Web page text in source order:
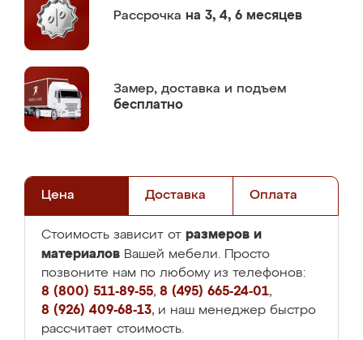
Рассрочка на 3, 4, 6 месяцев
Замер, доставка и подъем
бесплатно
Цена Доставка Оплата
Стоимость зависит от размеров и
материалов Вашей мебели. Просто
позвоните нам по любому из телефонов:
8 (800) 511-89-55, 8 (495) 665-24-01,
8 (926) 409-68-13, и наш менеджер быстро
рассчитает стоимость.